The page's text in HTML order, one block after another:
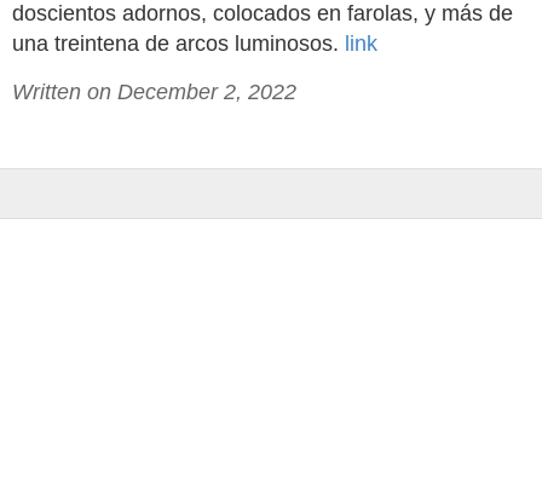
doscientos adornos, colocados en farolas, y más de
una treintena de arcos luminosos. link
Written on December 2, 2022